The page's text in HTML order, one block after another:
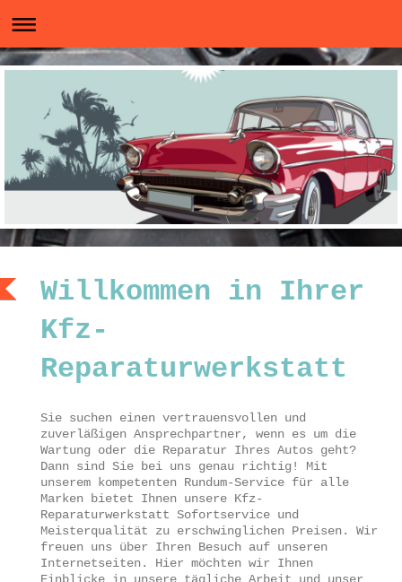
Willkommen in Ihrer
Kfz-
Reparaturwerkstatt
Sie suchen einen vertrauensvollen und
zuverläßigen Ansprechpartner, wenn es um die
Wartung oder die Reparatur Ihres Autos geht?
Dann sind Sie bei uns genau richtig! Mit
unserem kompetenten Rundum-Service für alle
Marken bietet Ihnen unsere Kfz-
Reparaturwerkstatt Sofortservice und
Meisterqualität zu erschwinglichen Preisen. Wir
freuen uns über Ihren Besuch auf unseren
Internetseiten. Hier möchten wir Ihnen